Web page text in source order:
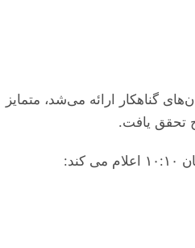
گناهکار ارائه می‌‌شد، متمایز
تحقق یافت.